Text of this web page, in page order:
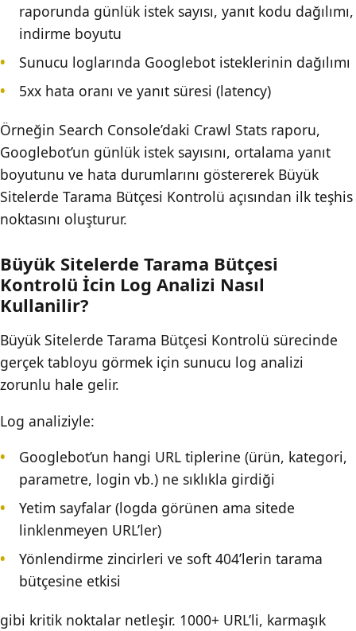
raporunda günlük istek sayısı, yanıt kodu dağılımı,
indirme boyutu
Sunucu loglarında Googlebot isteklerinin dağılımı
5xx hata oranı ve yanıt süresi (latency)
Örneğin Search Console’daki Crawl Stats raporu,
Googlebot’un günlük istek sayısını, ortalama yanıt
boyutunu ve hata durumlarını göstererek Büyük
Sitelerde Tarama Bütçesi Kontrolü açısından ilk teşhis
noktasını oluşturur.
Büyük Sitelerde Tarama Bütçesi
Kontrolü İcin Log Analizi Nasıl
Kullanilir?
Büyük Sitelerde Tarama Bütçesi Kontrolü sürecinde
gerçek tabloyu görmek için sunucu log analizi
zorunlu hale gelir.
Log analiziyle:
Googlebot’un hangi URL tiplerine (ürün, kategori,
parametre, login vb.) ne sıklıkla girdiği
Yetim sayfalar (logda görünen ama sitede
linklenmeyen URL’ler)
Yönlendirme zincirleri ve soft 404’lerin tarama
bütçesine etkisi
gibi kritik noktalar netleşir. 1000+ URL’li, karmaşık